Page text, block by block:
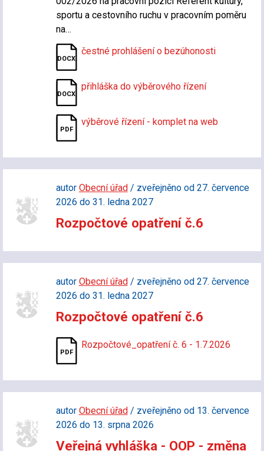
sportu a cestovního ruchu v pracovním poměru
na…
čestné prohlášení o bezúhonosti
přihláška do výběrového řízení
výběrové řízení - komplet na web
autor Obecní úřad/ zveřejněno od 27. července
2026 do 31. ledna 2027
Rozpočtové opatření č.6
autor Obecní úřad/ zveřejněno od 27. července
2026 do 31. ledna 2027
Rozpočtové opatření č.6
Rozpočtové_opatření č. 6 - 1.7.2026
autor Obecní úřad/ zveřejněno od 13. července
2026 do 13. srpna 2026
Veřejná vyhláška - OOP - změna